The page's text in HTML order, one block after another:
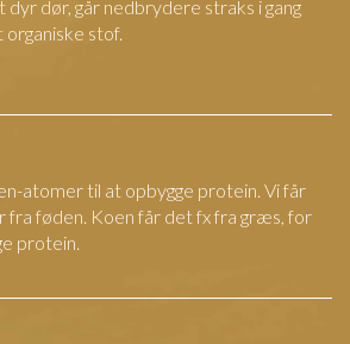
dyr dør, går nedbrydere straks i gang
stof.
atomer til at opbygge protein. Vi får
fra føden. Koen får det fx fra græs, for
protein.